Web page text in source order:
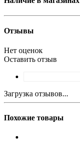
Отзывы
Нет оценок
Оставить отзыв
Загрузка отзывов...
Похожие товары